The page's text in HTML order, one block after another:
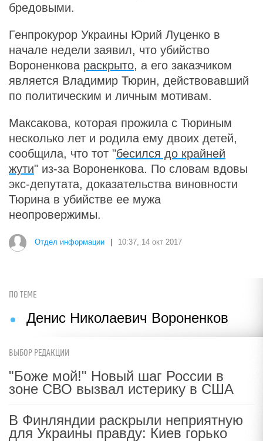
бредовыми.
Генпрокурор Украины Юрий Луценко в
начале недели заявил, что убийство
Вороненкова раскрыто, а его заказчиком
является Владимир Тюрин, действовавший
по политическим и личным мотивам.
Максакова, которая прожила с Тюриным
несколько лет и родила ему двоих детей,
сообщила, что тот "бесился до крайней
жути" из-за Вороненкова. По словам вдовы
экс-депутата, доказательства виновности
Тюрина в убийстве ее мужа
неопровержимы.
Отдел информации 10:37, 14 окт 2017
ПО ТЕМЕ
Денис Николаевич Вороненков
ВЫБОР РЕДАКЦИИ
"Боже мой!" Новый шаг России в
зоне СВО вызвал истерику в США
В Финляндии раскрыли неприятную
для Украины правду: Киев горько